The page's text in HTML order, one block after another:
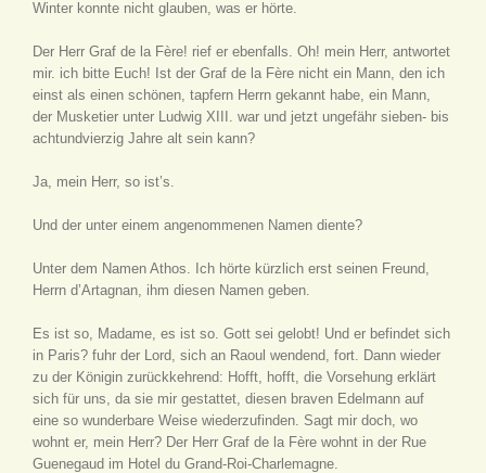
Winter konnte nicht glauben, was er hörte.
Der Herr Graf de la Fère! rief er ebenfalls. Oh! mein Herr, antwortet
mir. ich bitte Euch! Ist der Graf de la Fère nicht ein Mann, den ich
einst als einen schönen, tapfern Herrn gekannt habe, ein Mann,
der Musketier unter Ludwig XIII. war und jetzt ungefähr sieben- bis
achtundvierzig Jahre alt sein kann?
Ja, mein Herr, so ist’s.
Und der unter einem angenommenen Namen diente?
Unter dem Namen Athos. Ich hörte kürzlich erst seinen Freund,
Herrn d’Artagnan, ihm diesen Namen geben.
Es ist so, Madame, es ist so. Gott sei gelobt! Und er befindet sich
in Paris? fuhr der Lord, sich an Raoul wendend, fort. Dann wieder
zu der Königin zurückkehrend: Hofft, hofft, die Vorsehung erklärt
sich für uns, da sie mir gestattet, diesen braven Edelmann auf
eine so wunderbare Weise wiederzufinden. Sagt mir doch, wo
wohnt er, mein Herr? Der Herr Graf de la Fère wohnt in der Rue
Guenegaud im Hotel du Grand-Roi-Charlemagne.